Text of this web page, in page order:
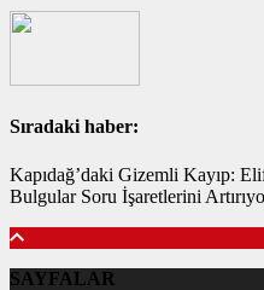
Sıradaki haber:
Kapıdağ’daki Gizemli Kayıp:
Bulgular Soru İşaretlerini
SAYFALAR